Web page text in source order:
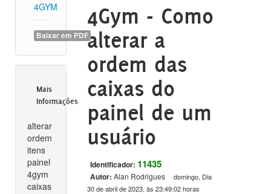
4GYM
Baixar em PDF
Mais
Informações
alterar
ordem
itens
painel
4gym
caixas
4Gym - Como
alterar a
ordem das
caixas do
painel de um
usuário
Identificador: 11435
Autor: Alan Rodrigues
domingo, Dia
30 de abril de 2023, às 23:49:02 horas